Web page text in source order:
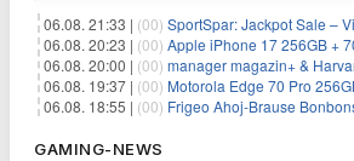
06.08. 21:33 | (00) SportSpar: Jackpot Sale – Viele Artikel
06.08. 20:23 | (00) Apple iPhone 17 256GB + 70GB 5G + Alles-Flat im
06.08. 20:00 | (00) manager magazin+ & Harvard Business
06.08. 19:37 | (00) Motorola Edge 70 Pro 256GB + 50GB 5G + Alles-Flat im
06.08. 18:55 | (00) Frigeo Ahoj-Brause Bonbons 1.000
GAMING-NEWS